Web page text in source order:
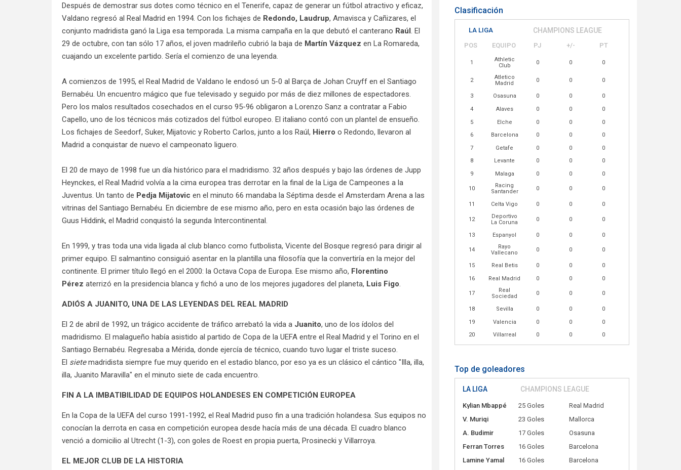
Después de demostrar sus dotes como técnico en el Tenerife, capaz de generar un fútbol atractivo y eficaz,
Valdano regresó al Real Madrid en 1994. Con los fichajes de Redondo, Laudrup, Amavisca y Cañizares, el
conjunto madridista ganó la Liga esa temporada. La misma campaña en la que debutó el canterano Raúl . El
29 de octubre, con tan sólo 17 años, el joven madrileño cubrió la baja de Martín Vázquez en La Romareda,
cuajando un excelente partido. Sería el comienzo de una leyenda.
A comienzos de 1995, el Real Madrid de Valdano le endosó un 5-0 al Barça de Johan Cruyff en el Santiago
Bernabéu. Un encuentro mágico que fue televisado y seguido por más de diez millones de espectadores.
Pero los malos resultados cosechados en el curso 95-96 obligaron a Lorenzo Sanz a contratar a Fabio
Capello, uno de los técnicos más cotizados del fútbol europeo. El italiano contó con un plantel de ensueño.
Los fichajes de Seedorf, Suker, Mijatovic y Roberto Carlos, junto a los Raúl, Hierro o Redondo, llevaron al
Madrid a conquistar de nuevo el campeonato liguero.
El 20 de mayo de 1998 fue un día histórico para el madridismo. 32 años después y bajo las órdenes de Jupp
Heynckes, el Real Madrid volvía a la cima europea tras derrotar en la final de la Liga de Campeones a la
Juventus. Un tanto de Pedja Mijatovic en el minuto 66 mandaba la Séptima desde el Amsterdam Arena a las
vitrinas del Santiago Bernabéu. En diciembre de ese mismo año, pero en esta ocasión bajo las órdenes de
Guus Hiddink, el Madrid conquistó la segunda Intercontinental.
En 1999, y tras toda una vida ligada al club blanco como futbolista, Vicente del Bosque regresó para dirigir al
primer equipo. El salmantino consiguió asentar en la plantilla una filosofía que la convertiría en la mejor del
continente. El primer título llegó en el 2000: la Octava Copa de Europa. Ese mismo año, Florentino
Pérez aterrizó en la presidencia blanca y fichó a uno de los mejores jugadores del planeta, Luis Figo
ADIÓS A JUANITO, UNA DE LAS LEYENDAS DEL REAL MADRID
El 2 de abril de 1992, un trágico accidente de tráfico arrebató la vida a Juanito, uno de los ídolos del
madridismo. El malagueño había asistido al partido de Copa de la UEFA entre el Real Madrid y el Torino en el
Santiago Bernabéu. Regresaba a Mérida, donde ejercía de técnico, cuando tuvo lugar el triste suceso.
El sietemadridista siempre fue muy querido en el estadio blanco, por eso ya es un clásico el cántico "Illa, illa,
illa, Juanito Maravilla" en el minuto siete de cada encuentro.
FIN A LA IMBATIBILIDAD DE EQUIPOS HOLANDESES EN COMPETICIÓN EUROPEA
En la Copa de la UEFA del curso 1991-1992, el Real Madrid puso fin a una tradición holandesa. Sus equipos no
conocían la derrota en casa en competición europea desde hacía más de una década. El cuadro blanco
venció a domicilio al Utrecht (1-3), con goles de Roest en propia puerta, Prosinecki y Villarroya.
EL MEJOR CLUB DE LA HISTORIA
Clasificación
LA LIGA CHAMPIONS LEAGUE
POS EQUIPO PJ +/- PT
1
Athletic
Club
0 0 0
2
Atletico
Madrid
0 0 0
3 Osasuna 0 0
0
4
Alaves 0 0
0
5
Elche 0 0
0
6
Barcelona 0 0
0
7
Getafe 0 0
0
8
Levante 0 0
0
9
Malaga 0 0 0
10
Racing
Santander
0 0 0
11 Celta Vigo 0 0 0
12
Deportivo
La Coruna
0 0 0
13 Espanyol 0 0 0
14
Rayo
Vallecano
0 0 0
15 Real Betis 0 0
0
16
Real Madrid 0 0 0
17
Real
Sociedad
0 0 0
18 Sevilla 0 0
0
19
Valencia 0 0
0
20
Villarreal 0 0 0
Top de goleadores
LA LIGA CHAMPIONS LEAGUE
Kylian Mbappé 25 Goles
Real Madrid
V. Muriqi
23 Goles
Mallorca
A. Budimir
17 Goles
Osasuna
Ferran Torres
16 Goles
Barcelona
Lamine Yamal
16 Goles Barcelona